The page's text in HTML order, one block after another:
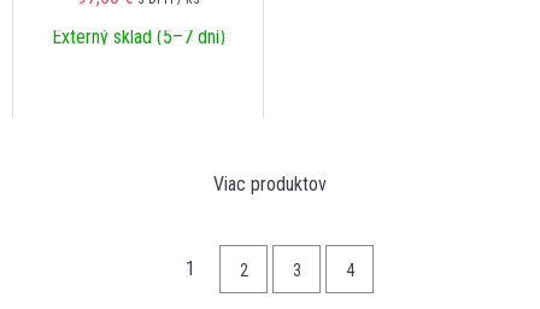
Externý sklad (5–7 dní)
Viac produktov
1 2 3 4